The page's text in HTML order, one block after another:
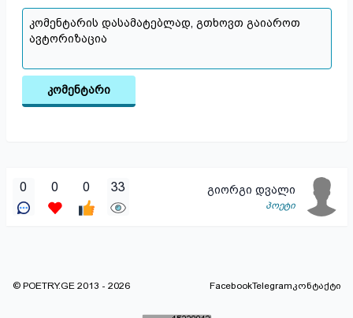
კომენტარი
0 0 0 33 გიორგი დვალი
პოეტი
© POETRY.GE 2013 - 2026 FacebookTelegramკონტაქტი